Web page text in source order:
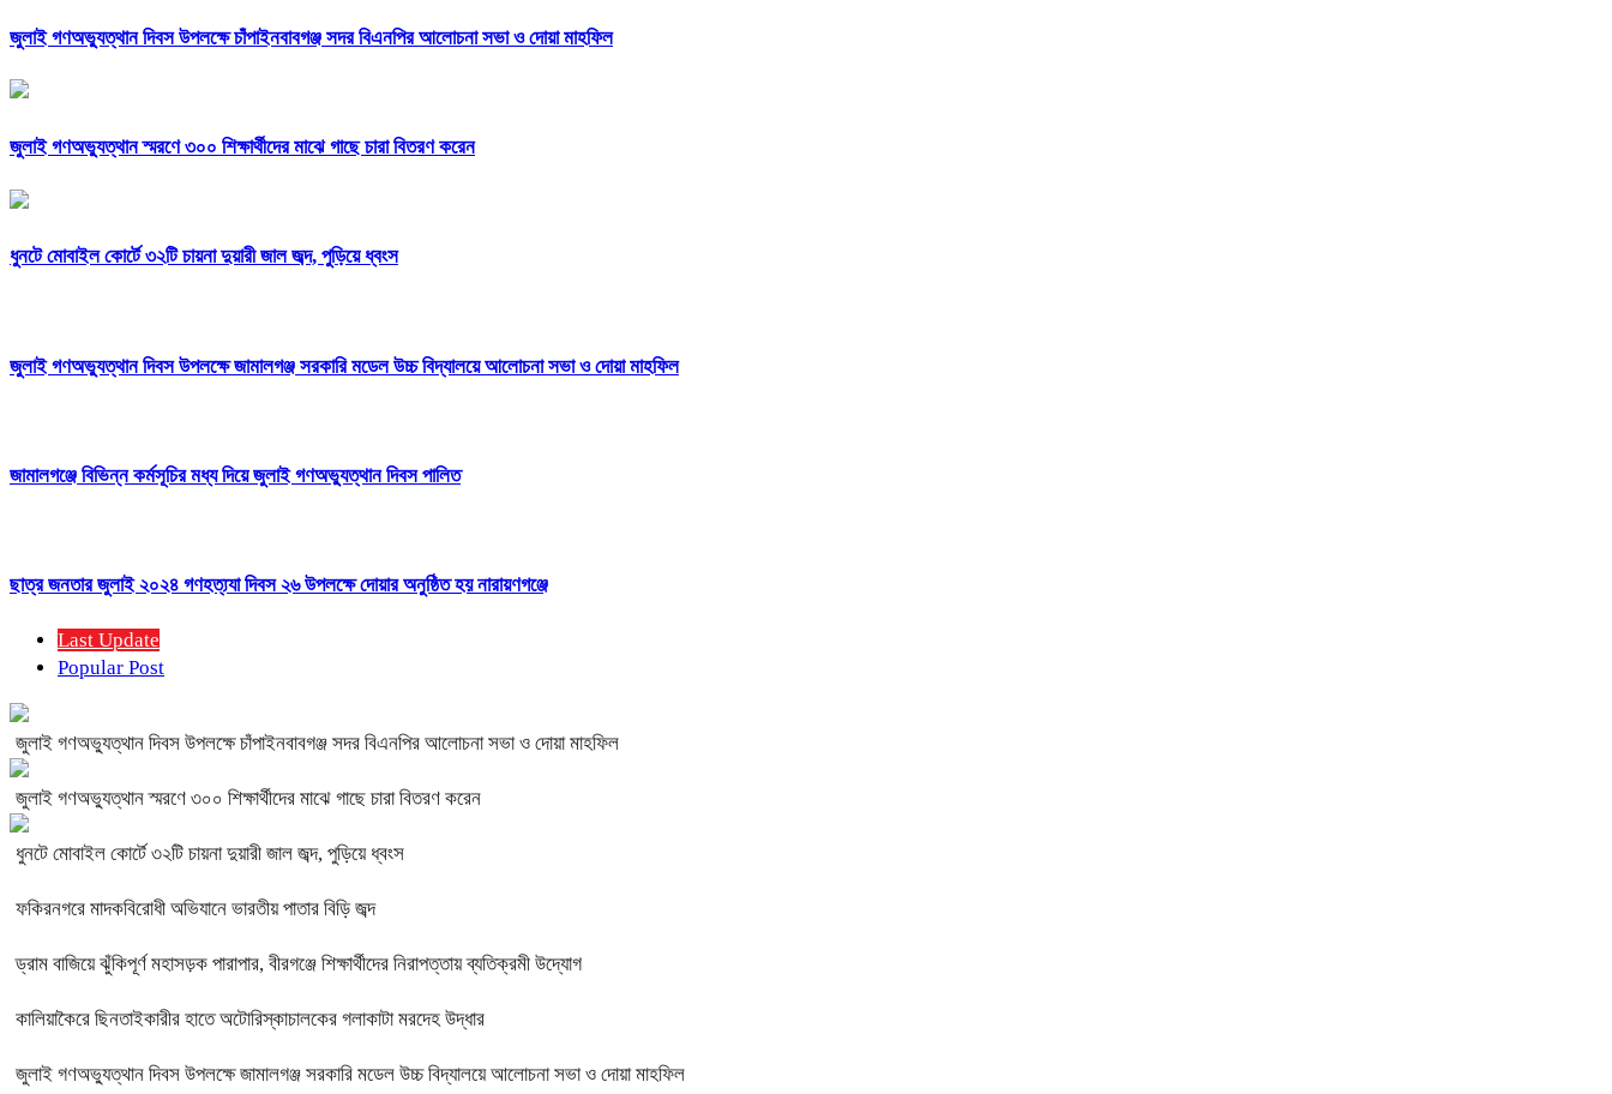
জুলাই গণঅভ্যুত্থান দিবস উপলক্ষে চাঁপাইনবাবগঞ্জ সদর বিএনপির আলোচনা সভা ও দোয়া মাহফিল
জুলাই গণঅভ্যুত্থান স্মরণে ৩০০ শিক্ষার্থীদের মাঝে গাছে চারা বিতরণ করেন
ধুনটে মোবাইল কোর্টে ৩২টি চায়না দুয়ারী জাল জব্দ, পুড়িয়ে ধ্বংস
জুলাই গণঅভ্যুত্থান দিবস উপলক্ষে জামালগঞ্জ সরকারি মডেল উচ্চ বিদ্যালয়ে আলোচনা সভা ও দোয়া মাহফিল
জামালগঞ্জে বিভিন্ন কর্মসূচির মধ্য দিয়ে জুলাই গণঅভ্যুত্থান দিবস পালিত
ছাত্র জনতার জুলাই ২০২৪ গণহত্য্যা দিবস ২৬ উপলক্ষে দোয়ার অনুষ্ঠিত হয় নারায়ণগঞ্জে
Last Update
Popular Post
জুলাই গণঅভ্যুত্থান দিবস উপলক্ষে চাঁপাইনবাবগঞ্জ সদর বিএনপির আলোচনা সভা ও দোয়া মাহফিল
জুলাই গণঅভ্যুত্থান স্মরণে ৩০০ শিক্ষার্থীদের মাঝে গাছে চারা বিতরণ করেন
ধুনটে মোবাইল কোর্টে ৩২টি চায়না দুয়ারী জাল জব্দ, পুড়িয়ে ধ্বংস
ফকিরনগরে মাদকবিরোধী অভিযানে ভারতীয় পাতার বিড়ি জব্দ
ড্রাম বাজিয়ে ঝুঁকিপূর্ণ মহাসড়ক পারাপার, বীরগঞ্জে শিক্ষার্থীদের নিরাপত্তায় ব্যতিক্রমী উদ্যোগ
কালিয়াকৈরে ছিনতাইকারীর হাতে অটোরিস্কাচালকের গলাকাটা মরদেহ উদ্ধার
জুলাই গণঅভ্যুত্থান দিবস উপলক্ষে জামালগঞ্জ সরকারি মডেল উচ্চ বিদ্যালয়ে আলোচনা সভা ও দোয়া মাহফিল